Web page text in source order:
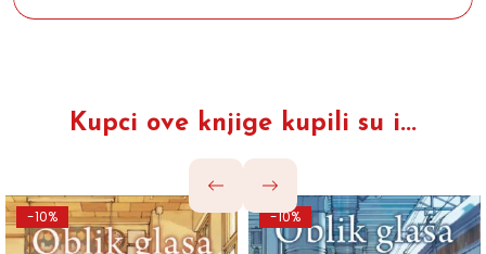
Kupci ove knjige kupili su i...
-10% -10%